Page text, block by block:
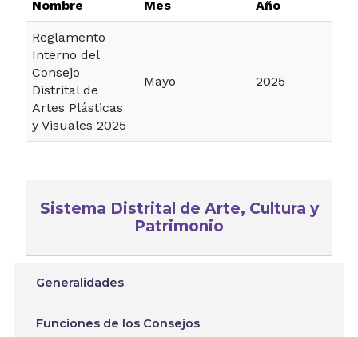
Sistema Distrital de Arte, Cultura y
Patrimonio
Generalidades
Funciones de los Consejos
Nombre Mes Año
Reglamento
Interno del
Consejo
Distrital de
Artes Plásticas
y Visuales 2025
Mayo 2025